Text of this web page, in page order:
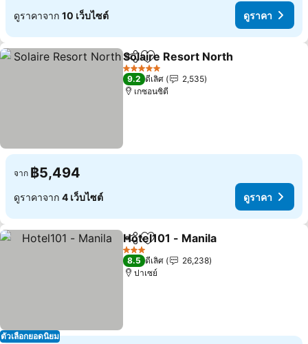
ดูราคาจาก 10 เว็บไซต์ ดูราคา
แชร์ เพิ่มในรายการโปรด
Solaire Resort North
5 ดาว
9.2 ดีเลิศ
2,535
เกซอนซิตี
จาก ฿5,494
ดูราคาจาก 4 เว็บไซต์ ดูราคา
ตัวเลือกยอดนิยม
แชร์ เพิ่มในรายการโปรด
Hotel101 - Manila
3 ดาว
8.5 ดีเลิศ
26,238
ปาเซย์